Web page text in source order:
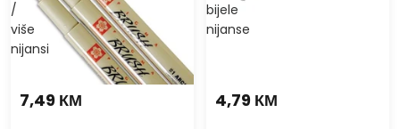
/
više
nijansi
7,49 КМ
bijele
nijanse
4,79 КМ